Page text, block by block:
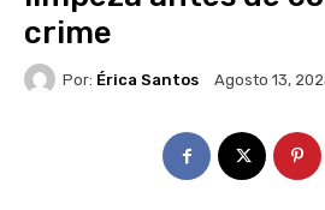
crime
Por: Érica Santos Agosto 13,